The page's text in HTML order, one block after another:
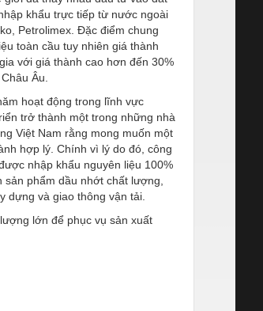
khẩu trực tiếp từ nước ngoài
Petrolimex. Đặc điểm chung
toàn cầu tuy nhiên giá thành
với giá thành cao hơn đến 30%
Âu.
hoạt động trong lĩnh vực
trở thành một trong những nhà
Việt Nam rằng mong muốn một
hợp lý. Chính vì lý do đó, công
nhập khẩu nguyên liệu 100%
phẩm dầu nhớt chất lượng,
dựng và giao thông vận tải.
lớn để phục vụ sản xuất